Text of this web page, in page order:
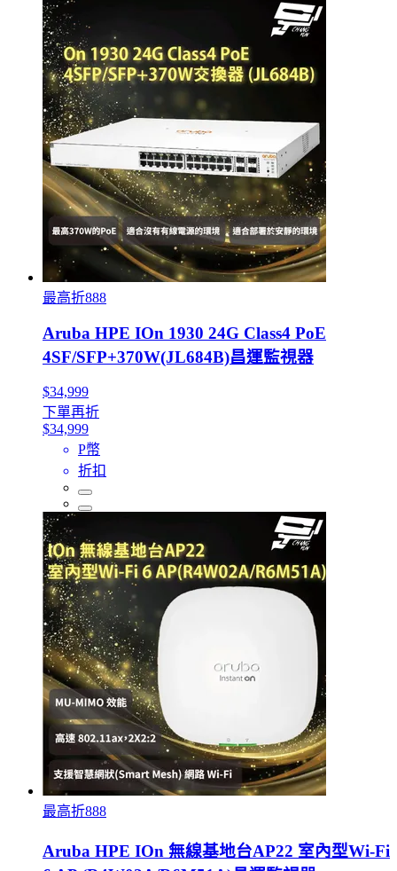
最高折888
Aruba HPE IOn 1930 24G Class4 PoE
4SF/SFP+370W(JL684B)昌運監視器
$34,999
下單再折
$34,999
P幣
折扣
最高折888
Aruba HPE IOn 無線基地台AP22 室內型Wi‑Fi